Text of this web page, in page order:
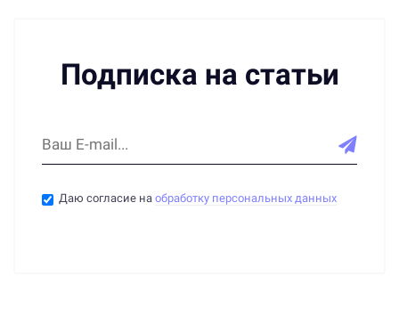
Подписка на статьи
Даю согласие наобработку персональных данных